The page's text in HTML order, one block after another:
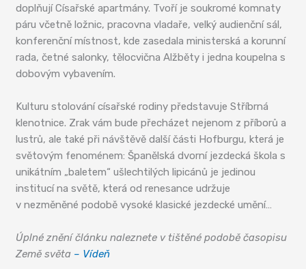
doplňují Císařské apartmány. Tvoří je soukromé komnaty
páru včetně ložnic, pracovna vladaře, velký audienční sál,
konferenční místnost, kde zasedala ministerská a korunní
rada, četné salonky, tělocvična Alžběty i jedna koupelna s
dobovým vybavením.
Kulturu stolování císařské rodiny představuje Stříbrná
klenotnice. Zrak vám bude přecházet nejenom z příborů a
lustrů, ale také při návštěvě další části Hofburgu, která je
světovým fenoménem: Španělská dvorní jezdecká škola s
unikátním „baletem“ ušlechtilých lipicánů je jedinou
institucí na světě, která od renesance udržuje
v nezměněné podobě vysoké klasické jezdecké umění…
Úplné znění článku naleznete v tištěné podobě časopisu
Země světa – Vídeň